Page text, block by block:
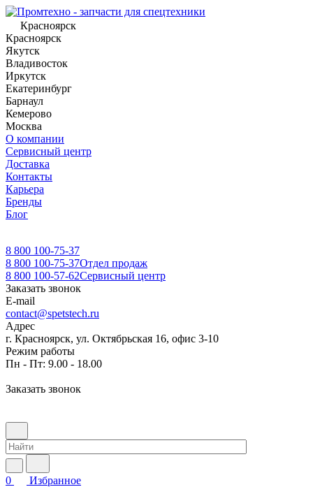
Красноярск
Красноярск
Якутск
Владивосток
Иркутск
Екатеринбург
Барнаул
Кемерово
Москва
О компании
Сервисный центр
Доставка
Контакты
Карьера
Бренды
Блог
8 800 100-75-37
8 800 100-75-37Отдел продаж
8 800 100-57-62Сервисный центр
Заказать звонок
E-mail
contact@spetstech.ru
Адрес
г. Красноярск, ул. Октябрьская 16, офис 3-10
Режим работы
Пн - Пт: 9.00 - 18.00
Заказать звонок
0
Избранное